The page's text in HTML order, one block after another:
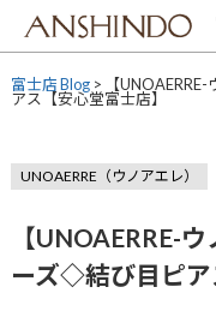
content
富士店 Blog> 【
アス【安心堂富士店】
UNOAERRE（ウノアエレ）
【UNOAERRE-
ーズ◇結び目ピア